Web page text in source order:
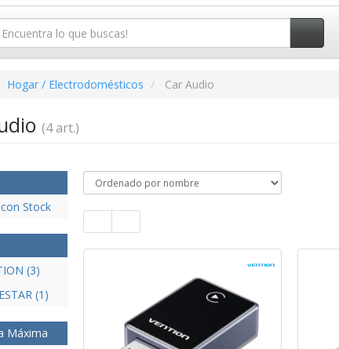
Hogar / Electrodomésticos Car Audio
(4 art.)
Stock
(3)
(1)
Máxima